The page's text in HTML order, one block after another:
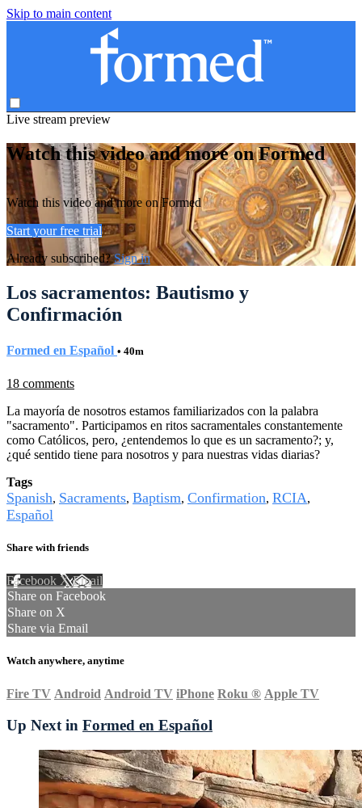
Skip to main content
Live stream preview
Watch this video and more on Formed
Watch this video and more on Formed
Start your free trial
Already subscribed?Sign in
Los sacramentos: Bautismo y
Confirmación
Formed en Español • 40m
18 comments
La mayoría de nosotros estamos familiarizados con la palabra
"sacramento". Participamos en ritos sacramentales constantemente
como Católicos, pero, ¿entendemos lo que es un sacramento?; y,
¿qué sentido tiene para nosotros y para nuestras vidas diarias?
Tags
Spanish, Sacraments, Baptism, Confirmation, RCIA,
Español
Share with friends
Facebook XEmail
Share on Facebook
Share on X
Share via Email
Watch anywhere, anytime
Fire TV Android Android TV iPhone Roku ® Apple TV
Up Next in Formed en Español